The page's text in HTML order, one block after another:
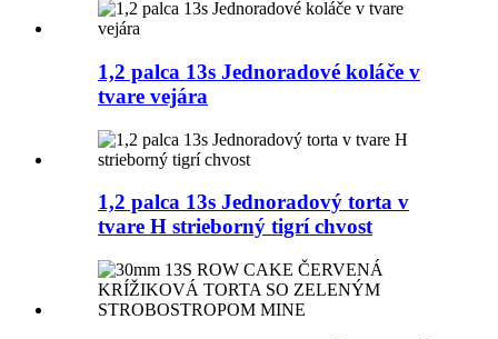
1,2 palca 13s Jednoradové koláče v
tvare vejára
1,2 palca 13s Jednoradový torta v
tvare H strieborný tigrí chvost